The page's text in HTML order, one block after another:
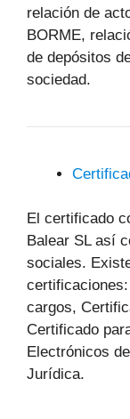
relación de
BORME,
de depósitos
sociedad.
El certificado
Balear SL así
sociales.
cargos,
Certificado
Electrónicos
Jurídica.